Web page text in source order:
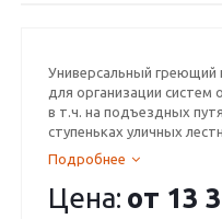
Универсальный греющий
для организации
в т.ч. на подъездных
ступеньках уличных
Подробнее
Цена: от 13